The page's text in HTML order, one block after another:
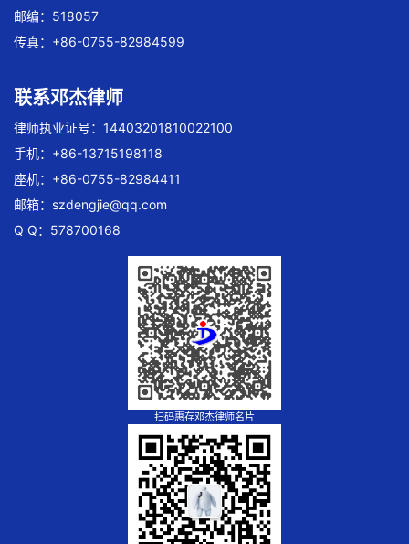
邮编：518057
传真：+86-0755-82984599
联系邓杰律师
律师执业证号：14403201810022100
手机：+86-13715198118
座机：+86-0755-82984411
邮箱： szdengjie@qq.com
Q Q：578700168
扫码惠存邓杰律师名片